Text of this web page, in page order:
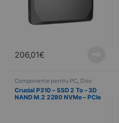
206,01€
Componente pentru PC, Disc
NVMe ,Informatică
Crucial P310 – SSD 2 To – 3D
NAND M.2 2280 NVMe – PCIe